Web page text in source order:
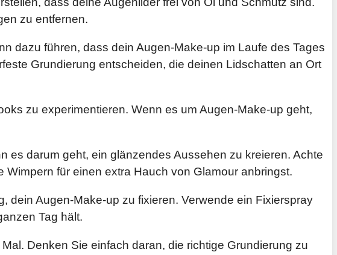
zu entfernen.
dazu führen, dass dein Augen-Make-up im Laufe des Tages
Grundierung entscheiden, die deinen Lidschatten an Ort
zu experimentieren. Wenn es um Augen-Make-up geht,
es darum geht, ein glänzendes Aussehen zu kreieren. Achte
für einen extra Hauch von Glamour anbringst.
dein Augen-Make-up zu fixieren. Verwende ein Fixierspray
Tag hält.
Denken Sie einfach daran, die richtige Grundierung zu